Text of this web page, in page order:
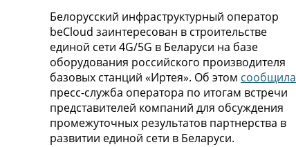
Белорусский инфраструктурный оператор
beСloud заинтересован в строительстве
единой сети 4G/5G в Беларуси на базе
оборудования российского производителя
базовых станций «Иртея». Об этом сообщила
пресс-служба оператора по итогам встречи
представителей компаний для обсуждения
промежуточных результатов партнерства в
развитии единой сети в Беларуси.